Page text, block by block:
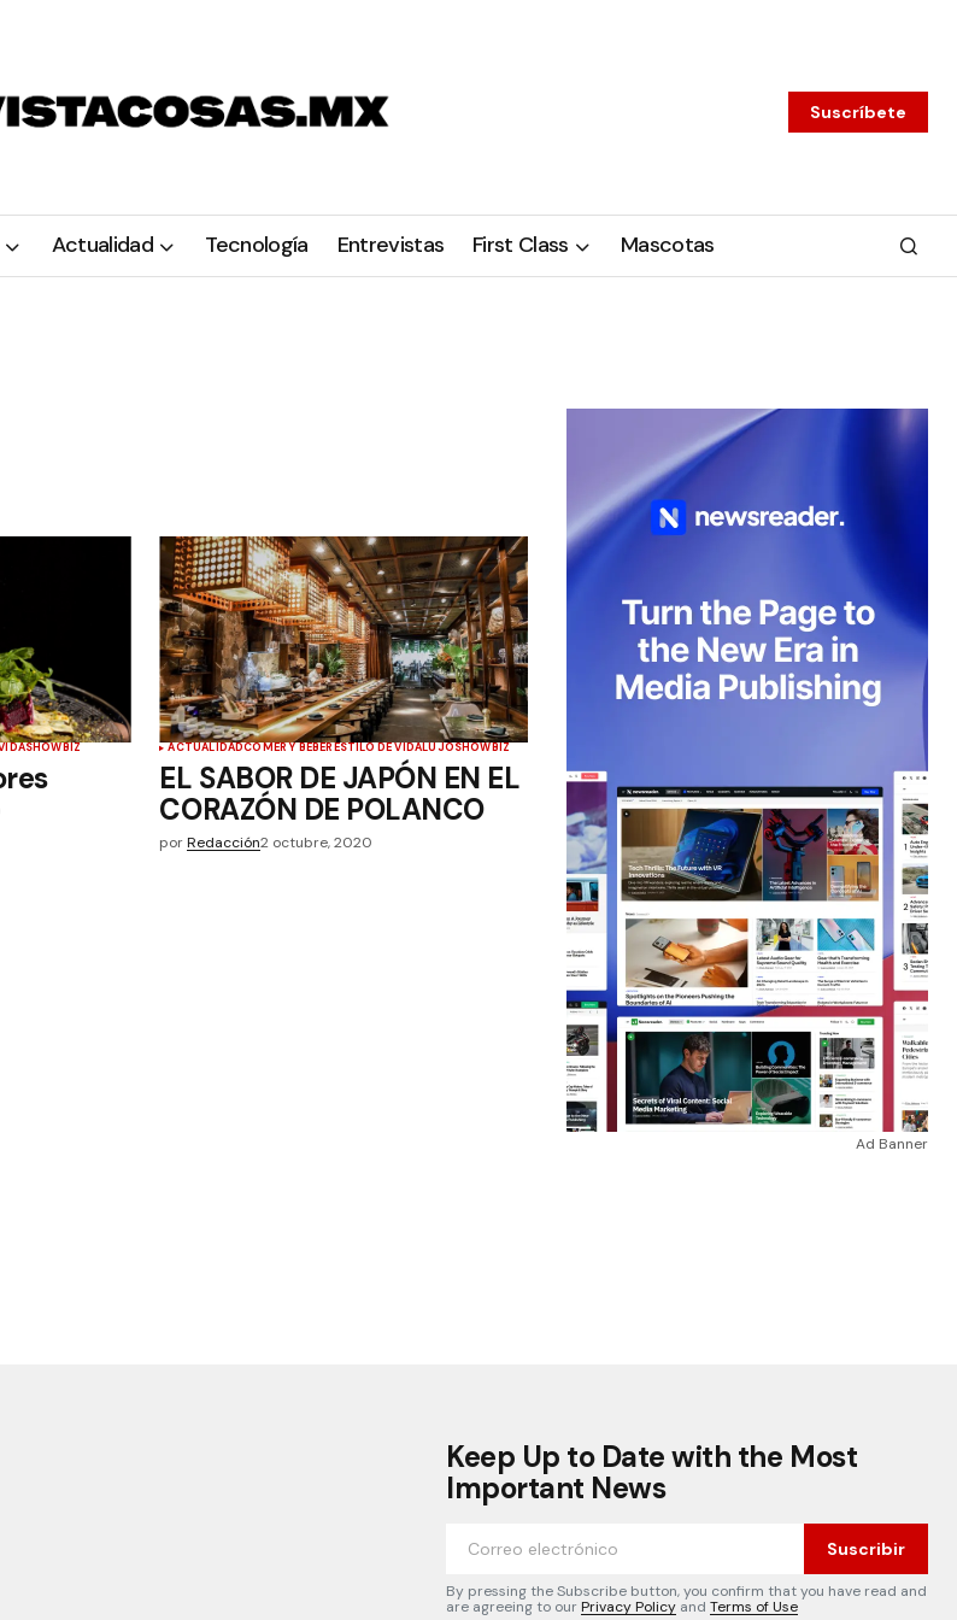
Suscríbete
Actualidad Tecnología Entrevistas First Class Mascotas
SHOWBIZ ACTUALIDADCOMER Y BEBERESTILO DE VIDALUJOSHOWBIZ
EL SABOR DE JAPÓN EN EL
CORAZÓN DE POLANCO
por Redacción2 octubre, 2020
Ad Banner
Keep Up to Date with the Most
Important News
Suscribir
By pressing the Subscribe button, you confirm that you have read and
are agreeing to ourPrivacy Policy and Terms of Use